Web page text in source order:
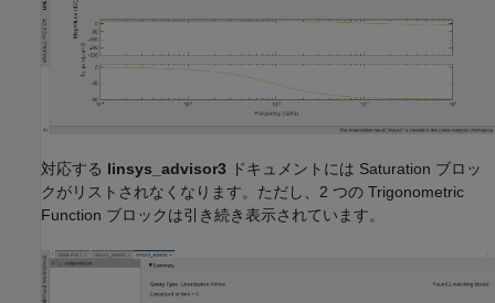
対応する linsys_advisor3 ドキュメントには Saturation ブロッ
クがリストされなくなります。ただし、2 つの Trigonometric
Function ブロックは引き続き表示されています。